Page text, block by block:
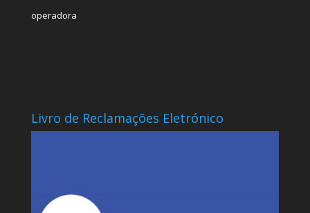
operadora
Livro de Reclamações Eletrónico